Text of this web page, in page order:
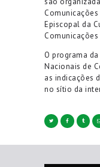
Episcopal da
Comunicações
O programa
Nacionais de
as indicações
no sítio da